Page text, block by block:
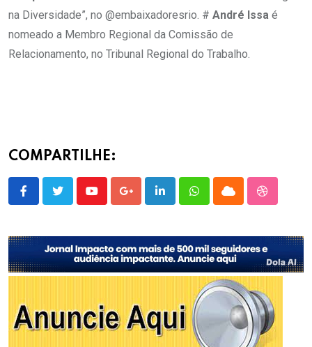
na Diversidade”, no @embaixadoresrio. # André Issa é
nomeado a Membro Regional da Comissão de
Relacionamento, no Tribunal Regional do Trabalho.
COMPARTILHE:
YoutubeGoogle+LinkedInWhatsappCloud